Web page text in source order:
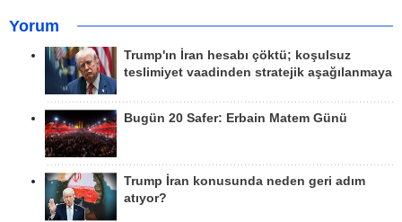
Yorum
Trump'ın İran hesabı çöktü; koşulsuz
teslimiyet vaadinden stratejik aşağılanmaya
Bugün 20 Safer: Erbain Matem Günü
Trump İran konusunda neden geri adım
atıyor?